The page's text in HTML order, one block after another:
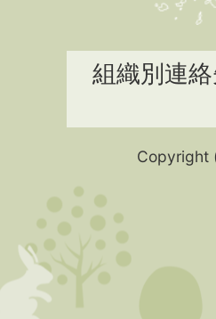
組織別連
Copyright